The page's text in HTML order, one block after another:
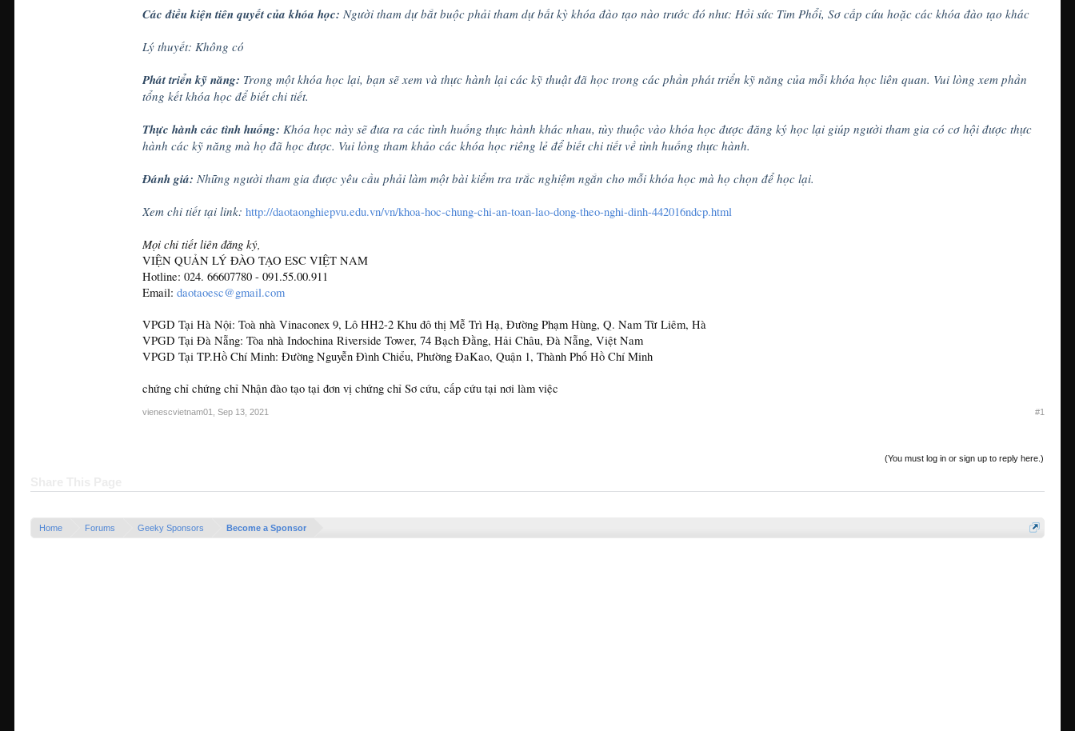
Các điều kiện tiên quyết của khóa học:Người tham dự bắt buộc phải tham dự bất kỳ khóa đào tạo nào trước đó như: Hồi sức Tim Phổi, Sơ cấp cứu hoặc các khóa đào tạo khác
Lý thuyết: Không có
Phát triển kỹ năng: Trong một khóa học lại, bạn sẽ xem và thực hành lại các kỹ thuật đã học trong các phần phát triển kỹ năng của mỗi khóa học liên quan. Vui lòng xem phần
tổng kết khóa học để biết chi tiết.
Thực hành các tình huống:Khóa học này sẽ đưa ra các tình huống thực hành khác nhau, tùy thuộc vào khóa học được đăng ký học lại giúp người tham gia có cơ hội được thực
hành các kỹ năng mà họ đã học được. Vui lòng tham khảo các khóa học riêng lẻ để biết chi tiết về tình huống thực hành.
Đánh giá:Những người tham gia được yêu cầu phải làm một bài kiểm tra trắc nghiệm ngắn cho mỗi khóa học mà họ chọn để học lại.
Xem chi tiết tại link:http://daotaonghiepvu.edu.vn/vn/khoa-hoc-chung-chi-an-toan-lao-dong-theo-nghi-dinh-442016ndcp.html
Mọi chi tiết liên đăng ký,
VIỆN QUẢN LÝ ĐÀO TẠO ESC VIỆT NAM
Hotline: 024. 66607780 - 091.55.00.911
Email:daotaoesc@gmail.com
VPGD Tại Hà Nội: Toà nhà Vinaconex 9, Lô HH2-2 Khu đô thị Mễ Trì Hạ, Đường Phạm Hùng, Q. Nam Từ Liêm, Hà
VPGD Tại Đà Nẵng: Tòa nhà Indochina Riverside Tower, 74 Bạch Đằng, Hải Châu, Đà Nẵng, Việt Nam
VPGD Tại TP.Hồ Chí Minh: Đường Nguyễn Đình Chiểu, Phường ĐaKao, Quận 1, Thành Phố Hồ Chí Minh
chứng chỉ chứng chỉ Nhận đào tạo tại đơn vị chứng chỉ Sơ cứu, cấp cứu tại nơi làm việc
vienescvietnam01 Sep 13, 2021 #1
(You must log in or sign up to reply here.)
Home Forums Geeky Sponsors Become a Sponsor